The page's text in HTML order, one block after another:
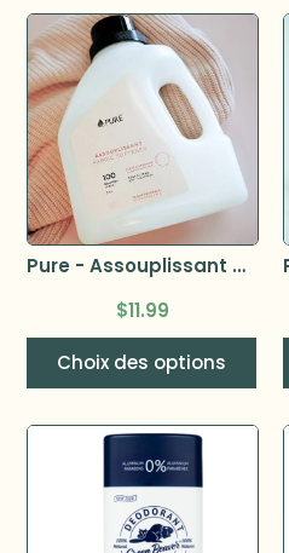
Pure - Assouplissant à tissu 2,5 L
$11.99
Choix des options